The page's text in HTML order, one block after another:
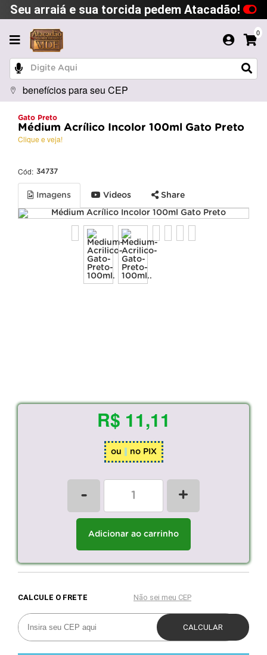
Seu arraiá e sua torcida pedem Atacadão!
0
benefícios para seu CEP
Gato Preto
Médium Acrílico Incolor 100ml Gato Preto
Clique e veja!
Cód: 34737
Imagens Videos Share
R$ 11,11
ou no PIX
- +
Adicionar ao carrinho